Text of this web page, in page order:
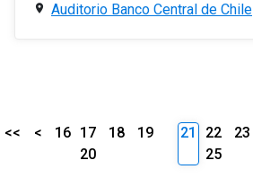
Auditorio Banco Central de Chile
<< < 16 17 18
19
20
21 22 23
25